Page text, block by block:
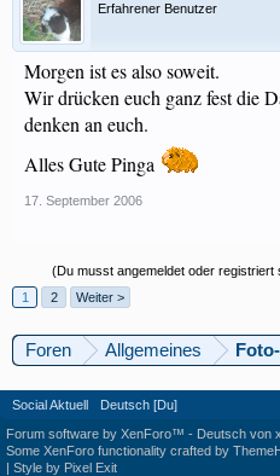
Erfahrener Benutzer
Morgen ist es also soweit.
Wir drücken euch ganz fest die
denken an euch.
Alles Gute Pinga
17. September 2006
(Du musst angemeldet oder registriert
1
2 Weiter >
Foren Allgemeines
Social Aktuell Deutsch [Du]
Forum software by XenForo™ - Deutsch von
Some XenForo functionality crafted by
| Style by Pixel Exit